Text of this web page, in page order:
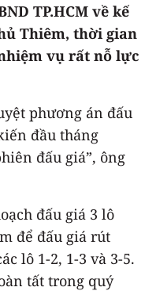
TP.HCM về kế
Thiêm, thời gian
vụ rất nỗ lực
phương án đấu
đầu tháng
đấu giá”, ông
đấu giá 3 lô
để đấu giá rút
lô 1-2, 1-3 và 3-5.
tất trong quý